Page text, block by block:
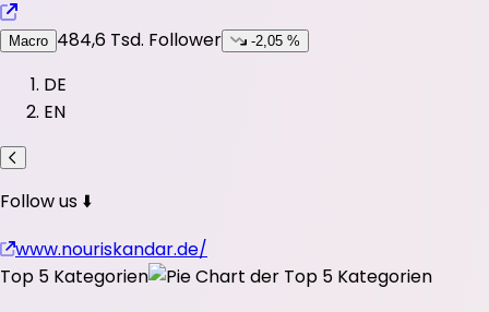
Macro 484,6 Tsd. Follower -2,05 %
DE
EN
Follow us ⬇️
www.nouriskandar.de/
Top 5 Kategorien